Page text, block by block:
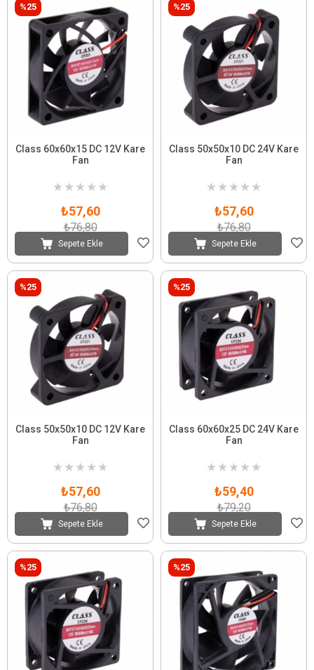
Class 60x60x15 DC 12V Kare
Fan
★ ★ ★ ★ ★
₺57,60
₺76,80
Sepete Ekle
%25
Class 50x50x10 DC 24V Kare
Fan
★ ★ ★ ★ ★
₺57,60
₺76,80
Sepete Ekle
%25
Class 50x50x10 DC 12V Kare
Fan
★ ★ ★ ★ ★
₺57,60
₺76,80
Sepete Ekle
%25
Class 60x60x25 DC 24V Kare
Fan
★ ★ ★ ★ ★
₺59,40
₺79,20
Sepete Ekle
%25
%25 %25